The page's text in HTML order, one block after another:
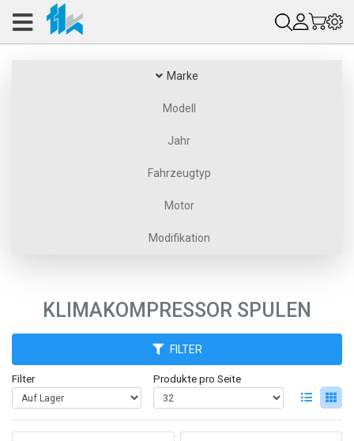
Marke
Modell
Jahr
Fahrzeugtyp
Motor
Modifikation
KLIMAKOMPRESSOR SPULEN
FILTER
Filter Produkte pro Seite